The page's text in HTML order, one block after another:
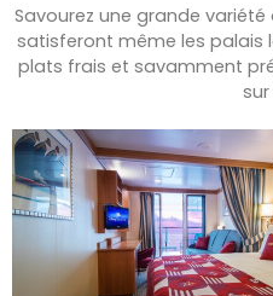
Savourez une grande
satisferont même les palais
plats frais et savamment
sur